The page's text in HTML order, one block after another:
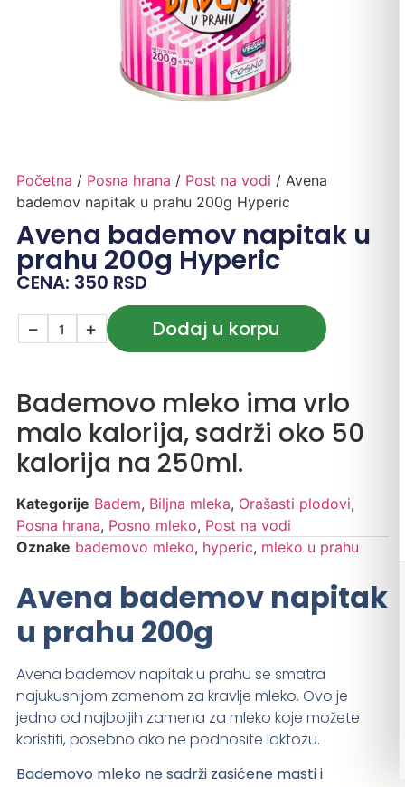
Početna / Posna hrana / Post na vodi / Avena
bademov napitak u prahu 200g Hyperic
Avena bademov napitak u
prahu 200g Hyperic
CENA: 350 RSD
− + Dodaj u korpu
Bademovo mleko ima vrlo
malo kalorija, sadrži oko 50
kalorija na 250ml.
Kategorije Badem, Biljna mleka, Orašasti plodovi,
Posna hrana, Posno mleko, Post na vodi
Oznake bademovo mleko, hyperic, mleko u prahu
Avena bademov napitak
u prahu 200g
Avena bademov napitak u prahu se smatra
najukusnijom zamenom za kravlje mleko. Ovo je
jedno od najboljih zamena za mleko koje možete
koristiti, posebno ako ne podnosite laktozu.
Bademovo mleko ne sadrži zasićene masti i